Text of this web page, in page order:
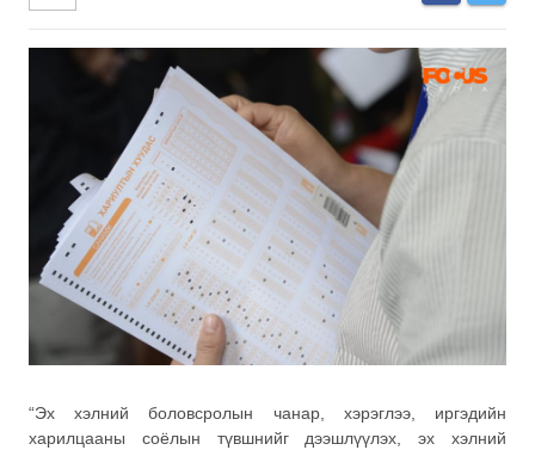
“Эх хэлний боловсролын чанар, хэрэглээ, иргэдийн
харилцааны соёлын түвшнийг дээшлүүлэх, эх хэлний